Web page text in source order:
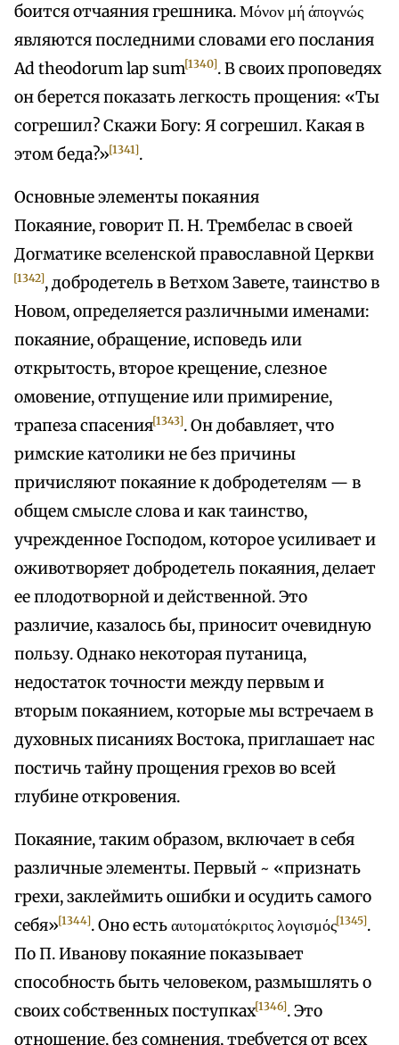
боится отчаяния грешника. Μόνον μή άπογνώς
являются последними словами его послания
Ad theodorum lap sum[1340]. В своих проповедях
он берется показать легкость прощения: «Ты
согрешил? Скажи Богу: Я согрешил. Какая в
этом беда?»[1341].
Основные элементы покаяния
Покаяние, говорит П. Н. Трембелас в своей
Догматике вселенской православной Церкви
[1342], добродетель в Ветхом Завете, таинство в
Новом, определяется различными именами:
покаяние, обращение, исповедь или
открытость, второе крещение, слезное
омовение, отпущение или примирение,
трапеза спасения[1343]. Он добавляет, что
римские католики не без причины
причисляют покаяние к добродетелям — в
общем смысле слова и как таинство,
учрежденное Господом, которое усиливает и
оживотворяет добродетель покаяния, делает
ее плодотворной и действенной. Это
различие, казалось бы, приносит очевидную
пользу. Однако некоторая путаница,
недостаток точности между первым и
вторым покаянием, которые мы встречаем в
духовных писаниях Востока, приглашает нас
постичь тайну прощения грехов во всей
глубине откровения.
Покаяние, таким образом, включает в себя
различные элементы. Первый ~ «признать
грехи, заклеймить ошибки и осудить самого
себя»[1344]. Оно есть αυτοματόκριτος λογισμός[1345].
По П. Иванову покаяние показывает
способность быть человеком, размышлять о
своих собственных поступках[1346]. Это
отношение, без сомнения, требуется от всех